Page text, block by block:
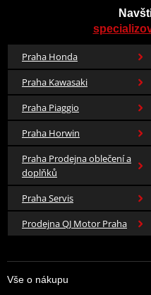
Praha Honda
Praha Kawasaki
Praha Piaggio
Praha Horwin
Praha Prodejna oblečení a
doplňků
Praha Servis
Prodejna QJ Motor Praha
Vše o nákupu